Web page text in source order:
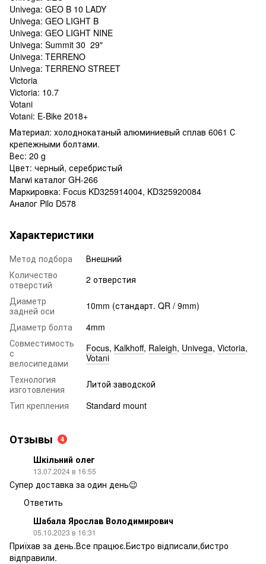
Univega: GEO B 10 LADY
Univega: GEO LIGHT B
Univega: GEO LIGHT NINE
Univega: Summit 30 29"
Univega: TERRENO
Univega: TERRENO STREET
Victoria
Victoria: 10.7
Votani
Votani: E-Bike 2018+
Материал: холоднокатаный алюминиевый сплав 6061 С
крепежными болтами.
Вес: 20 g
Цвет: черный, серебристый
Marwi каталог GH-266
Маркировка: Focus KD325914004, KD325920084
Аналог Pilo D578
Характеристики
Метод подбора
Внешний
Количество
отверстий
2 отверстия
Диаметр
задней оси
10mm (стандарт. QR / 9mm)
Диаметр болта
4mm
Совместимость
с
велосипедами
Focus, Kalkhoff, Raleigh, Univega, Victoria,
Votani
Технология
изготовления
Литой заводской
Тип крепления
Standard mount
Отзывы 4
Шкільний олег
13.07.2024 в 16:55
Супер доставка за один день😉
Ответить
Шабала Ярослав Володимирович
05.10.2023 в 16:31
Приїхав за день.Все працює.Бистро відписали,бистро
відправили.